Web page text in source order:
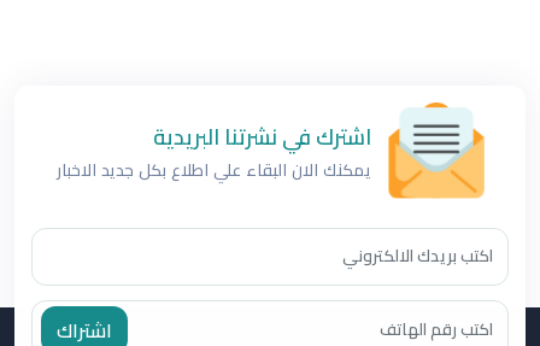
اشترك في نشرتنا البريدية
يمكنك الان البقاء علي اطلاع بكل جديد الاخبار
اشتراك